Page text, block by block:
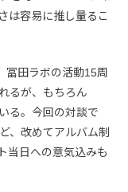
は容易に推し量るこ
冨田ラボの活動15周
るが、もちろん
る。今回の対談で
、改めてアルバム制
当日への意気込みも